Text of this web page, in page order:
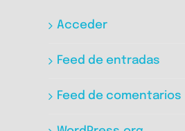
Acceder
Feed de entradas
Feed de comentarios